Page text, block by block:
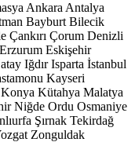
Ankara Antalya
Bayburt Bilecik
Çankırı Çorum Denizli
Erzurum Eskişehir
Iğdır Isparta İstanbul
Kayseri
Konya Kütahya Malatya
Niğde Ordu Osmaniye
Şırnak Tekirdağ
Zonguldak